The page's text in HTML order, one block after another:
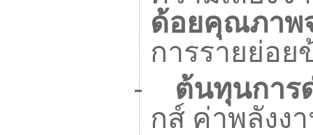
ด้อยคุณภาพ
การรายย่อ
-
ต้นทุนการ
กส์ ค่าพลังง